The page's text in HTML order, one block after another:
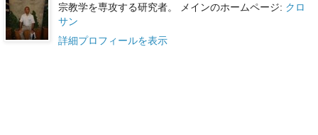
宗教学を専攻する研究者。 メインのホームページ: クロ
サン
詳細プロフィールを表示